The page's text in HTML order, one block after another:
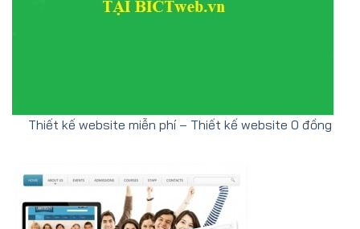
Thiết kế website miễn phí – Thiết kế website 0 đồng